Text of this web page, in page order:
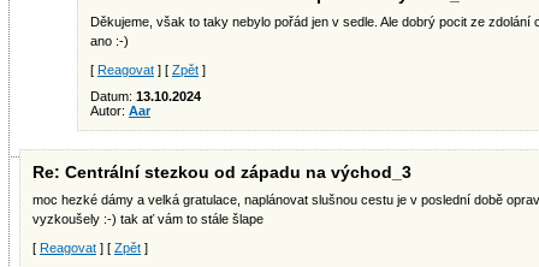
Děkujeme, však to taky nebylo pořád jen v sedle. Ale dobrý pocit ze zdolání
ano :-)
[ Reagovat ] [ Zpět ]
Datum: 13.10.2024
Autor: Aar
Re: Centrální stezkou od západu na východ_3
moc hezké dámy a velká gratulace, naplánovat slušnou cestu je v poslední době
vyzkoušely :-) tak ať vám to stále šlape
[ Reagovat ] [ Zpět ]